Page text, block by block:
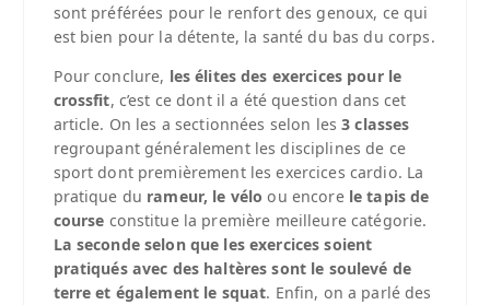
sont préférées pour le renfort des genoux, ce qui
est bien pour la détente, la santé du bas du corps.
Pour conclure, les élites des exercices pour le
crossfit, c’est ce dont il a été question dans cet
article. On les a sectionnées selon les3 classes
regroupant généralement les disciplines de ce
sport dont premièrement les exercices cardio. La
pratique du rameur, le vélo ou encore le tapis de
course constitue la première meilleure catégorie.
La seconde selon que les exercices soient
pratiqués avec des haltères sont le soulevé de
terre et également le squat. Enfin, on a parlé des